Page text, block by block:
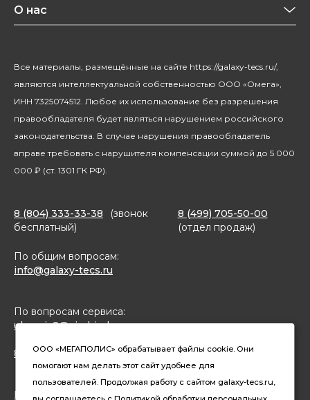
Красота и здоровье
Уход за домом
Посуда
О нас
Благотворительность
Все материалы, размещённые на сайте https://galaxy-tecs.ru/,
являются интеллектуальной собственностью ООО «Омега»,
ИНН 7325074512. Любое их использование без разрешения
правообладателя будет являться нарушением российского
законодательства. В случае нарушения правообладатель
вправе требовать с нарушителя компенсации суммой до 5 000
000 ₽ (ст. 1301 ГК РФ).
8 (804) 333-33-38
(звонок
бесплатный)
8 (499) 705-50-00
(отдел продаж)
По общим вопросам:
info@galaxy-tecs.ru
По вопросам сервиса:
ulservis2@simbirsk-crown.ru
8(962)633-02-15 (чат в MAX)
Конфиденциальность
ООО «МЕГАПОЛИС» обрабатывает файлы cookie. Они
помогают нам делать этот сайт удобнее для
пользователей. Продолжая работу с сайтом galaxy-tecs.ru,